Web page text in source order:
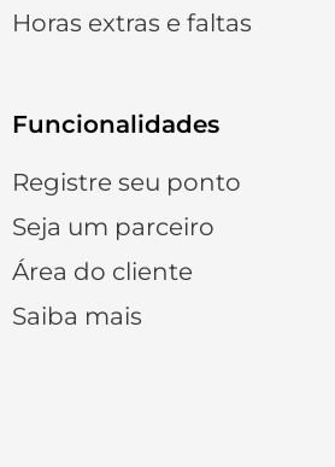
Horas extras e faltas
Funcionalidades
Registre seu ponto
Seja um parceiro
Área do cliente
Saiba mais